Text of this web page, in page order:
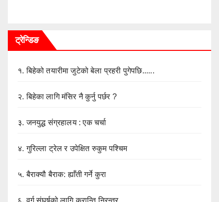
ट्रेन्डिङ
१.बिहेको तयारीमा जुटेको बेला प्रहरी पुगेपछि......
२.बिहेका लागि मंसिर नै कुर्नु पर्छर ?
३.जनयुद्ध संग्रहालय : एक चर्चा
४.गुरिल्ला ट्रेल र उपेक्षित रुकुम पश्चिम
५.बैराक्यौ बैराक: ह्याँती गर्ने कुरा
६.वर्ग संघर्षको लागि क्रान्ति निरन्तर